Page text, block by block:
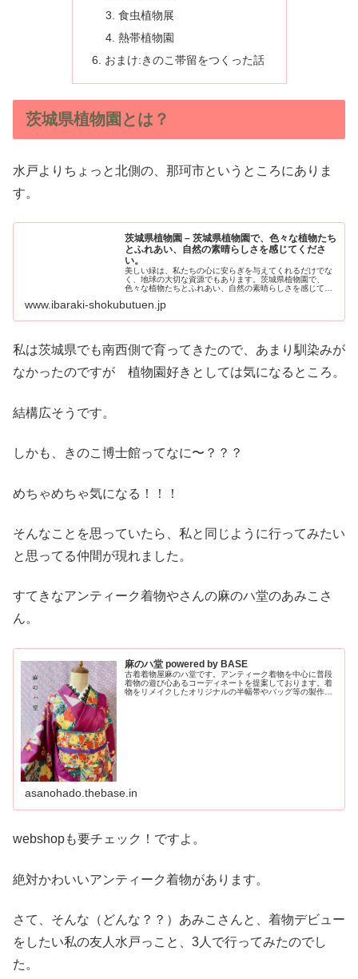
食虫植物展
熱帯植物園
おまけ:きのこ帯留をつくった話
茨城県植物園とは？
水戸よりちょっと北側の、那珂市というところにありま
す。
茨城県植物園 – 茨城県植物園で、色々な植物たち
とふれあい、自然の素晴らしさを感じてくださ
い。
美しい緑は、私たちの心に安らぎを与えてくれるだけでな
く、地球の大切な資源でもあります。茨城県植物園で、
色々な植物たちとふれあい、自然の素晴らしさを感じてく
www.ibaraki-shokubutuen.jp
私は茨城県でも南西側で育ってきたので、あまり馴染みが
なかったのですが 植物園好きとしては気になるところ。
結構広そうです。
しかも、きのこ博士館ってなに〜？？？
めちゃめちゃ気になる！！！
そんなことを思っていたら、私と同じように行ってみたい
と思ってる仲間が現れました。
すてきなアンティーク着物やさんの麻のハ堂のあみこさ
ん。
麻のハ堂 powered by BASE
古着着物屋麻のハ堂です。アンティーク着物を中心に普段
着物の遊び心あるコーディネートを提案しております。着
物をリメイクしたオリジナルの半幅帯やバッグ等の製作も
asanohado.thebase.in
webshopも要チェック！ですよ。
絶対かわいいアンティーク着物があります。
さて、そんな（どんな？？）あみこさんと、着物デビュー
をしたい私の友人水戸っこと、3人で行ってみたのでし
た。